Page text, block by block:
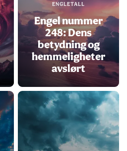
ENGLETALL
Engel nummer
248: Dens
betydning og
hemmeligheter
avslørt